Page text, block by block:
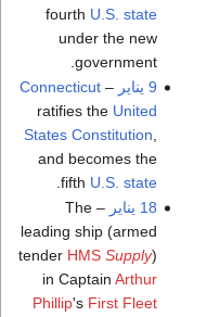
fourth U.S. state
under the new
government.
9 يناير
–
Connecticut
ratifies the United
States Constitution
and becomes the
fifth U.S. state
18 يناير
– The
leading ship (armed
tender HMS Supply)
in Captain Arthur
Phillip's First Fleet